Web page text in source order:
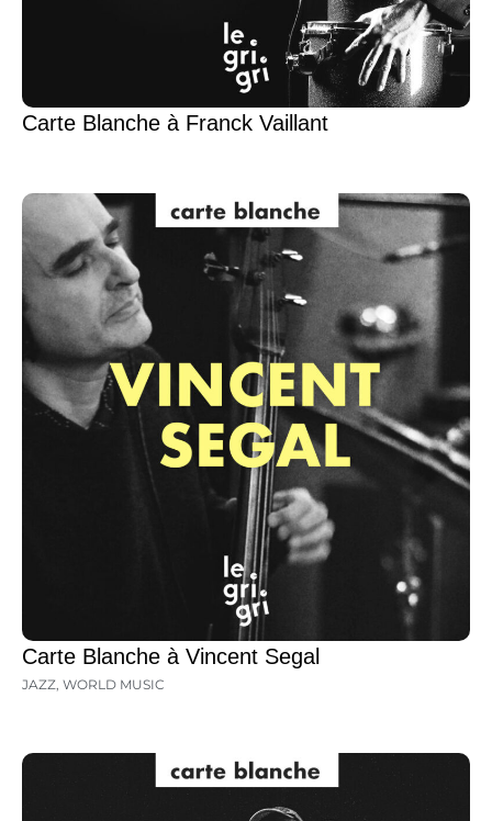
Carte Blanche à Franck Vaillant
Carte Blanche à Vincent Segal
JAZZ, WORLD MUSIC